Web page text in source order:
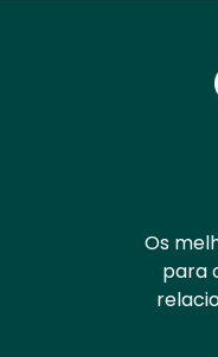
Os
para